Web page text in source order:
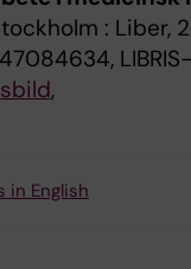
: Liber,
,
in English